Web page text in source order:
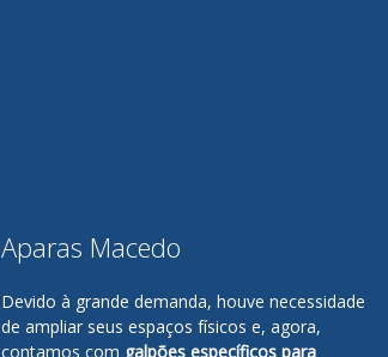
Aparas Macedo
Devido à grande demanda, houve necessidade
de ampliar seus espaços físicos e, agora,
contamos com galpões específicos para